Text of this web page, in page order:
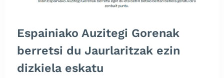
Espainiako Auzitegi Gorenak
berretsi du Jaurlaritzak ezin
dizkiela eskatu